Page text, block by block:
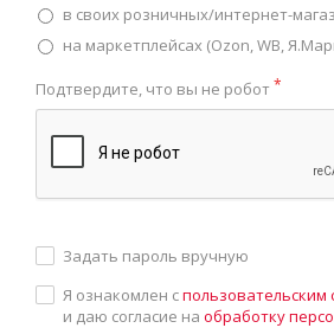
в своих розничных/интернет-
на маркетплейсах (Ozon, WB,
Подтвердите, что вы не робот*
Задать пароль вручную
Я ознакомлен спользовательским
и даю согласие на обработку